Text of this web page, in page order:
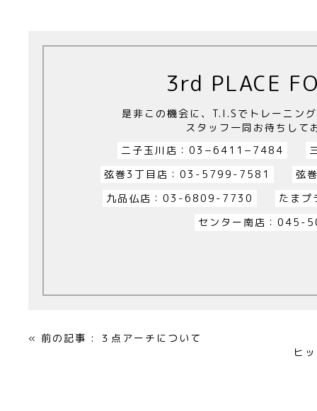
3rd PLACE
是非この機会に、T.I.Sでトレーニン
スタッフ一同お待ちして
二子玉川店：03−6411−7484
弦巻3丁目店：03-5799-7581
弦
九品仏店：03-6809-7730
たま
センター南店：
« 前の記事 : ３点アーチについて
ヒ